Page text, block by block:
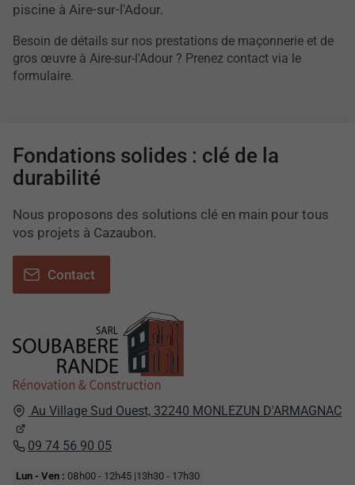
piscine à Aire-sur-l'Adour.
Besoin de détails sur nos prestations de maçonnerie et de
gros œuvre à Aire-sur-l'Adour ? Prenez contact via le
formulaire.
Au Village Sud Ouest, 32240 MONLEZUN D'ARMAGNAC
09 74 56 90 05
Lun - Ven : 08h00 - 12h45 |13h30 - 17h30
Fondations solides : clé de la
durabilité
Nous proposons des solutions clé en main pour tous
vos projets à Cazaubon.
Contact